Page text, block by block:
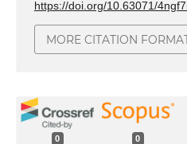
https://doi.org/10.63071/
MORE CITATION
0 0